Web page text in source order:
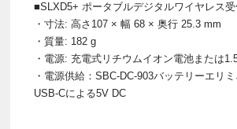
■SLXD5+ ポータブルデジタルワイヤレス
・寸法: 高さ107 × 幅 68 × 奥行 25.3 mm
・質量: 182 g
・電源: 充電式リチウムイオン電池または
・電源供給：SBC-DC-903バッテリーエリ
USB-Cによる5V DC